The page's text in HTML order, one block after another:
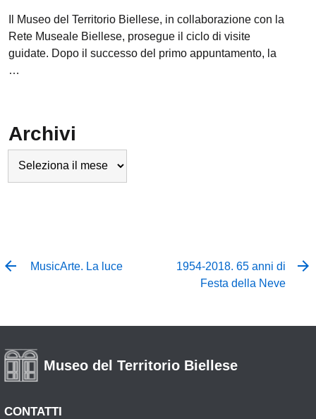
Il Museo del Territorio Biellese, in collaborazione con la
Rete Museale Biellese, prosegue il ciclo di visite
guidate. Dopo il successo del primo appuntamento, la
…
Archivi
MusicArte. La luce
1954-2018. 65 anni di
Festa della Neve
Museo del Territorio Biellese
CONTATTI